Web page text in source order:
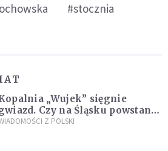
#stocznia
„Wujek” sięgnie
Czy na Śląsku powstanie
Krzemowa”?
Z POLSKI